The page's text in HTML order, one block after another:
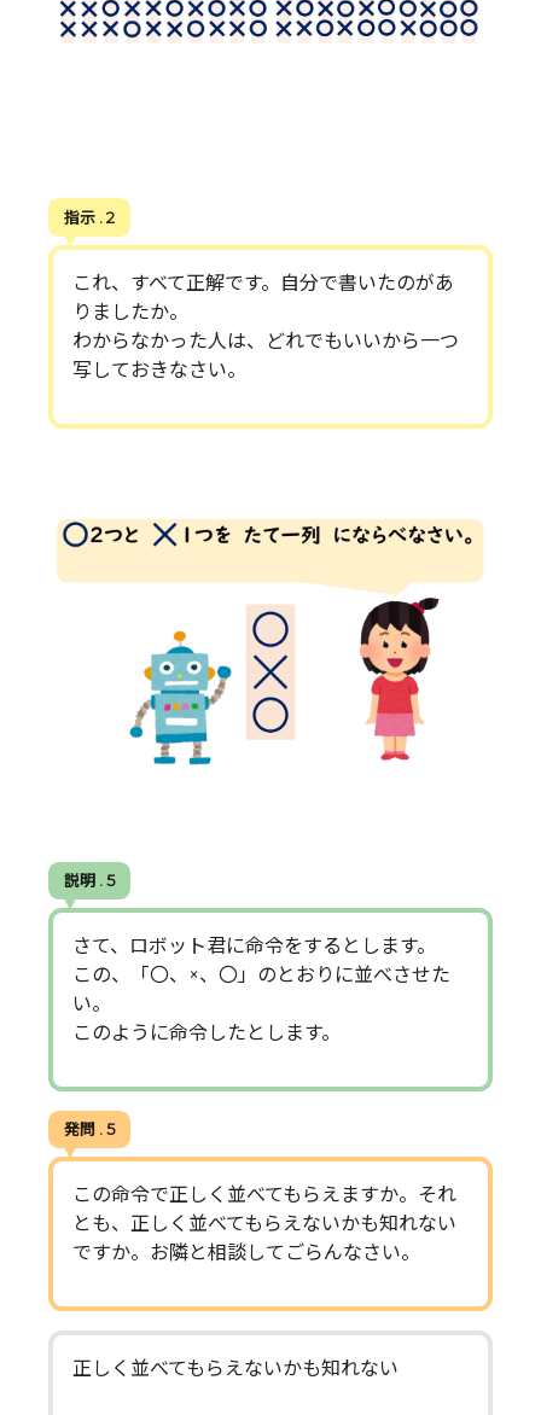
指示 . 2
これ、すべて正解です。自分で書いたのがあ
りましたか。
わからなかった人は、どれでもいいから一つ
写しておきなさい。
説明 . 5
さて、ロボット君に命令をするとします。
この、「〇、×、〇」のとおりに並べさせた
い。
このように命令したとします。
発問 . 5
この命令で正しく並べてもらえますか。それ
とも、正しく並べてもらえないかも知れない
ですか。お隣と相談してごらんなさい。
正しく並べてもらえないかも知れない